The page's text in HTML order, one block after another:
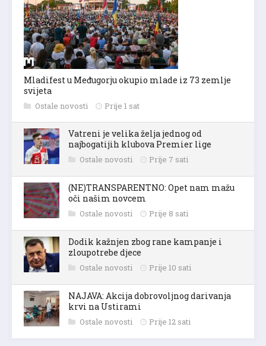
Mladifest u Međugorju okupio mlade iz 73 zemlje
svijeta
Ostale novosti Prije 1 sat
Vatreni je velika želja jednog od
najbogatijih klubova Premier lige
Ostale novosti Prije 7 sati
(NE)TRANSPARENTNO: Opet nam mažu
oči našim novcem
Ostale novosti Prije 8 sati
Dodik kažnjen zbog rane kampanje i
zloupotrebe djece
Ostale novosti Prije 10 sati
NAJAVA: Akcija dobrovoljnog darivanja
krvi na Ustirami
Ostale novosti Prije 12 sati